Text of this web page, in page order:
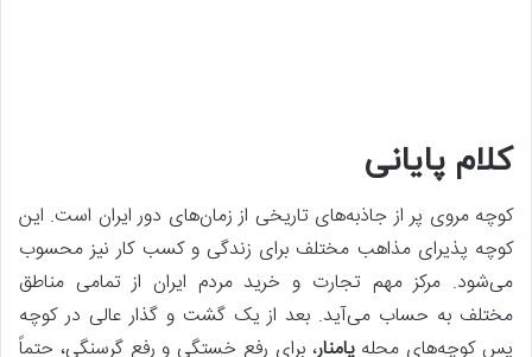
کلام پایانی
کوچه مروی پر از جاذبه‌های تاریخی از زمان‌های دور ایران است. این
کوچه پذیرای مذاهب‌ مختلف برای زندگی و کسب کار نیز محسوب
می‌شود. مرکز مهم تجارت و خرید مردم ایران از تمامی مناطق
مختلف به حساب می‌آید. بعد از یک گشت و گذار عالی در کوچه
پس کوچه‌های محلهپامنار، برای رفع خستگی و رفع گرسنگی، حتماً